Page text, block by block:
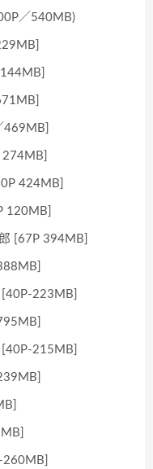
／540MB)
469MB]
424MB]
120MB]
[67P 394MB]
223MB]
215MB]